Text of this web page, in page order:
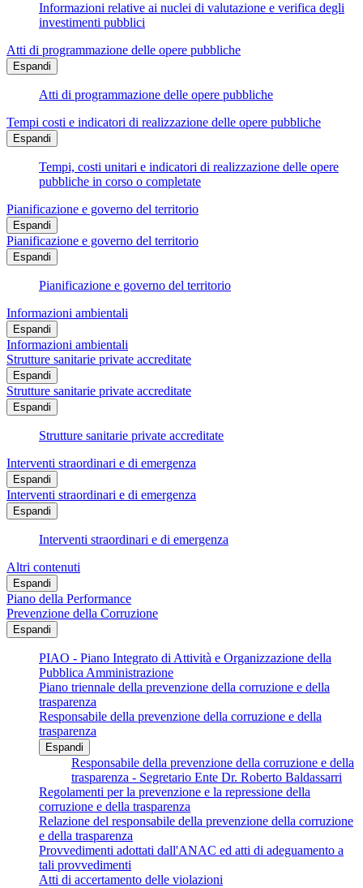
Informazioni relative ai nuclei di valutazione e verifica degli
investimenti pubblici
Atti di programmazione delle opere pubbliche
Espandi
Atti di programmazione delle opere pubbliche
Tempi costi e indicatori di realizzazione delle opere pubbliche
Espandi
Tempi, costi unitari e indicatori di realizzazione delle opere
pubbliche in corso o completate
Pianificazione e governo del territorio
Espandi
Pianificazione e governo del territorio
Espandi
Pianificazione e governo del territorio
Informazioni ambientali
Espandi
Informazioni ambientali
Strutture sanitarie private accreditate
Espandi
Strutture sanitarie private accreditate
Espandi
Strutture sanitarie private accreditate
Interventi straordinari e di emergenza
Espandi
Interventi straordinari e di emergenza
Espandi
Interventi straordinari e di emergenza
Altri contenuti
Espandi
Piano della Performance
Prevenzione della Corruzione
Espandi
PIAO - Piano Integrato di Attività e Organizzazione della
Pubblica Amministrazione
Piano triennale della prevenzione della corruzione e della
trasparenza
Responsabile della prevenzione della corruzione e della
trasparenza
Espandi
Responsabile della prevenzione della corruzione e della
trasparenza - Segretario Ente Dr. Roberto Baldassarri
Regolamenti per la prevenzione e la repressione della
corruzione e della trasparenza
Relazione del responsabile della prevenzione della corruzione
e della trasparenza
Provvedimenti adottati dall'ANAC ed atti di adeguamento a
tali provvedimenti
Atti di accertamento delle violazioni